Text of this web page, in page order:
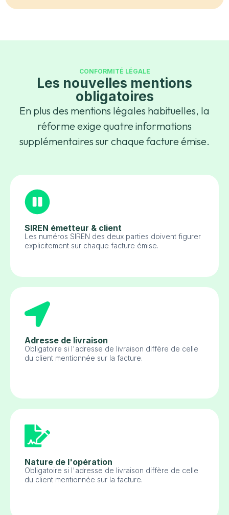
CONFORMITÉ LÉGALE
Les nouvelles mentions
obligatoires
En plus des mentions légales habituelles, la
réforme exige quatre informations
SIREN émetteur & client
Les numéros SIREN des deux parties doivent figurer
Adresse de livraison
Obligatoire si l'adresse de livraison diffère de celle
Nature de l'opération
Obligatoire si l'adresse de livraison diffère de celle